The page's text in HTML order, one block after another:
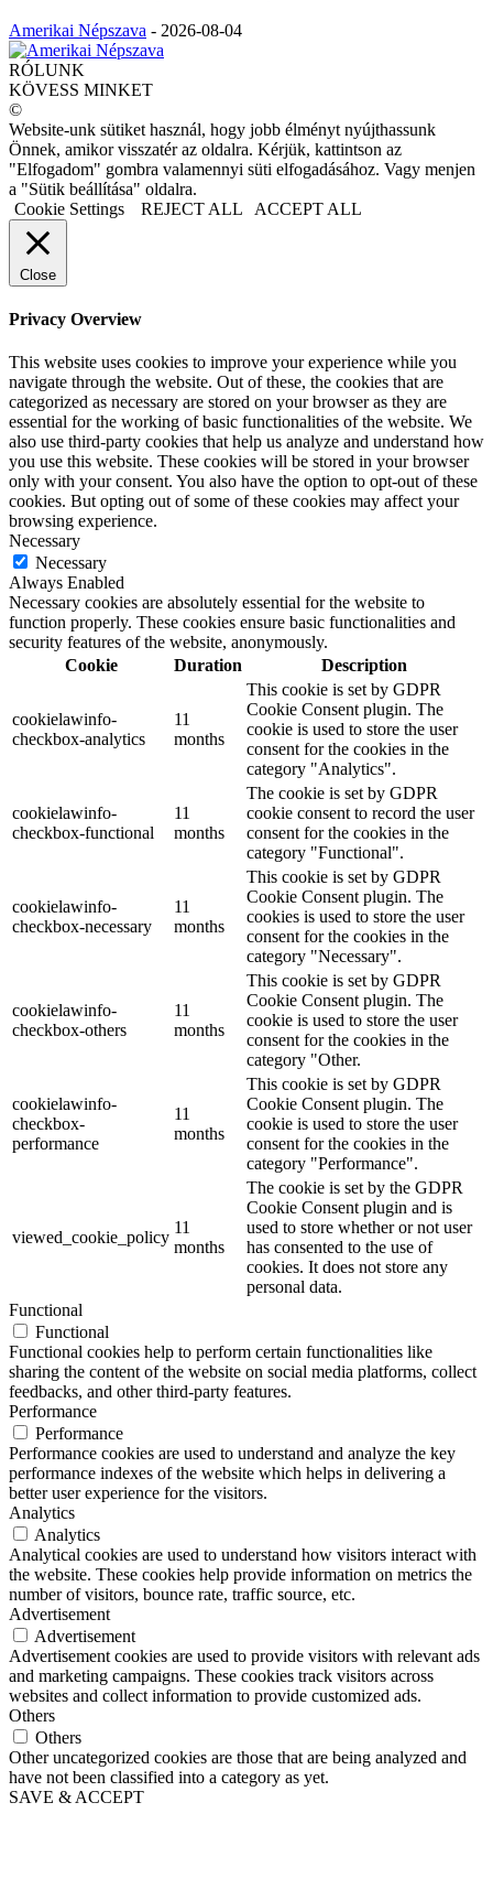
Amerikai Népszava - 2026-08-04
RÓLUNK
KÖVESS MINKET
©
Website-unk sütiket használ, hogy jobb élményt nyújthassunk
Önnek, amikor visszatér az oldalra. Kérjük, kattintson az
"Elfogadom" gombra valamennyi süti elfogadásához. Vagy menjen
a "Sütik beállítása" oldalra.
Cookie Settings
REJECT ALL ACCEPT ALL
Close
Privacy Overview
This website uses cookies to improve your experience while you
navigate through the website. Out of these, the cookies that are
categorized as necessary are stored on your browser as they are
essential for the working of basic functionalities of the website. We
also use third-party cookies that help us analyze and understand how
you use this website. These cookies will be stored in your browser
only with your consent. You also have the option to opt-out of these
cookies. But opting out of some of these cookies may affect your
browsing experience.
Necessary
Necessary
Always Enabled
Necessary cookies are absolutely essential for the website to
function properly. These cookies ensure basic functionalities and
security features of the website, anonymously.
Cookie
Duration Description
cookielawinfo-
checkbox-analytics
11
months
This cookie is set by GDPR
Cookie Consent plugin. The
cookie is used to store the user
consent for the cookies in the
category "Analytics".
cookielawinfo-
checkbox-functional
11
months
The cookie is set by GDPR
cookie consent to record the user
consent for the cookies in the
category "Functional".
cookielawinfo-
checkbox-necessary
11
months
This cookie is set by GDPR
Cookie Consent plugin. The
cookies is used to store the user
consent for the cookies in the
category "Necessary".
cookielawinfo-
checkbox-others
11
months
This cookie is set by GDPR
Cookie Consent plugin. The
cookie is used to store the user
consent for the cookies in the
category "Other.
cookielawinfo-
checkbox-
performance
11
months
This cookie is set by GDPR
Cookie Consent plugin. The
cookie is used to store the user
consent for the cookies in the
category "Performance".
viewed_cookie_policy
11
months
The cookie is set by the GDPR
Cookie Consent plugin and is
used to store whether or not user
has consented to the use of
cookies. It does not store any
personal data.
Functional
Functional
Functional cookies help to perform certain functionalities like
sharing the content of the website on social media platforms, collect
feedbacks, and other third-party features.
Performance
Performance
Performance cookies are used to understand and analyze the key
performance indexes of the website which helps in delivering a
better user experience for the visitors.
Analytics
Analytics
Analytical cookies are used to understand how visitors interact with
the website. These cookies help provide information on metrics the
number of visitors, bounce rate, traffic source, etc.
Advertisement
Advertisement
Advertisement cookies are used to provide visitors with relevant ads
and marketing campaigns. These cookies track visitors across
websites and collect information to provide customized ads.
Others
Others
Other uncategorized cookies are those that are being analyzed and
have not been classified into a category as yet.
SAVE & ACCEPT